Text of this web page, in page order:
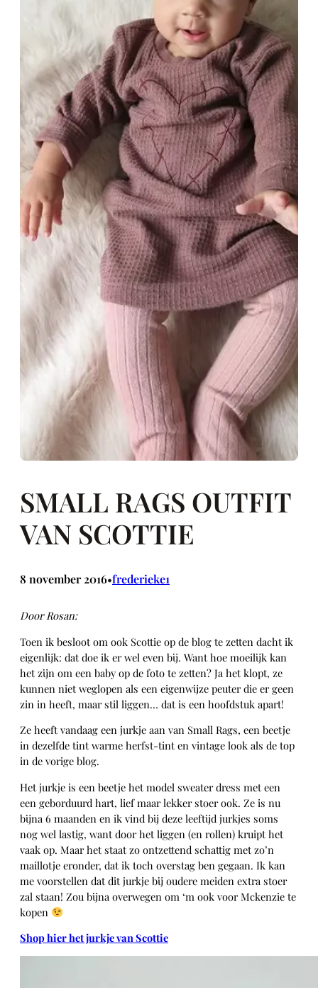
SMALL RAGS OUTFIT
VAN SCOTTIE
8 november 2016•frederieke1
Door Rosan:
Toen ik besloot om ook Scottie op de blog te zetten dacht ik
eigenlijk: dat doe ik er wel even bij. Want hoe moeilijk kan
het zijn om een baby op de foto te zetten? Ja het klopt, ze
kunnen niet weglopen als een eigenwijze peuter die er geen
zin in heeft, maar stil liggen… dat is een hoofdstuk apart!
Ze heeft vandaag een jurkje aan van Small Rags, een beetje
in dezelfde tint warme herfst-tint en vintage look als de top
in de vorige blog.
Het jurkje is een beetje het model sweater dress met een
een geborduurd hart, lief maar lekker stoer ook. Ze is nu
bijna 6 maanden en ik vind bij deze leeftijd jurkjes soms
nog wel lastig, want door het liggen (en rollen) kruipt het
vaak op. Maar het staat zo ontzettend schattig met zo’n
maillotje eronder, dat ik toch overstag ben gegaan. Ik kan
me voorstellen dat dit jurkje bij oudere meiden extra stoer
zal staan! Zou bijna overwegen om ‘m ook voor Mckenzie te
kopen
Shop hier het jurkje van Scottie